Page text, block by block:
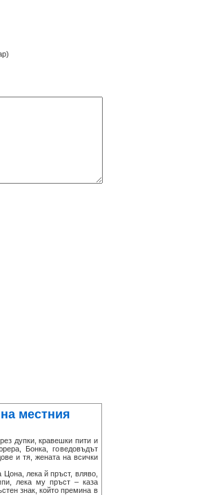
местния
дупки, кравешки пити и
Бонка, говедовъдът
и тя, жената на всички
лека й пръст, вляво,
лека му пръст – каза
знак, който премина в